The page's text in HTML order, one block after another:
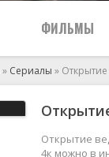
ФИЛЬМЫ
2024
» Сериалы »
Открытие
4к можно в